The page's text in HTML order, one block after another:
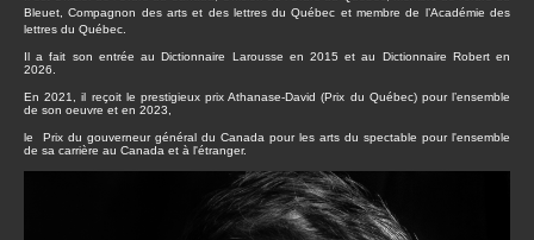
Bleuet, Compagnon des arts et des lettres du Québec et membre de l’Académie des
lettres du Québec.
Il a fait son entrée au Dictionnaire Larousse en 2015 et au Dictionnaire Robert en
2026.
En 2021, il reçoit le prestigieux prix Athanase-David (Prix du Québec) pour l’ensemble
de son oeuvre et en 2023,
le Prix du gouverneur général du Canada pour les arts du spectable pour l'ensemble
de sa carrière au Canada et à l'étranger.